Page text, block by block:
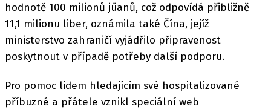
hodnotě 100 milionů jüanů, což odpovídá přibližně
11,1 milionu liber, oznámila také Čína, jejíž
ministerstvo zahraničí vyjádřilo připravenost
poskytnout v případě potřeby další podporu.
Pro pomoc lidem hledajícím své hospitalizované
příbuzné a přátele vznikl speciální web